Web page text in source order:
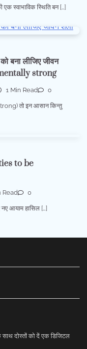
स्वाभाविक स्थिति बन […]
बना लीजिए जीवन
strong
1 Min Read 0
तो इन आसान किन्तु
to be
Read 0
आयाम हासिल […]
दोस्तों को दें एक डिजिटल